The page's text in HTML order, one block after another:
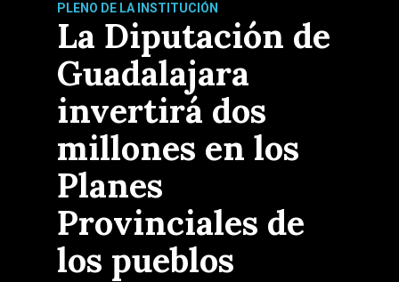
PLENO DE LA INSTITUCIÓN
La Diputación de
Guadalajara
invertirá dos
millones en los
Planes
Provinciales de
los pueblos